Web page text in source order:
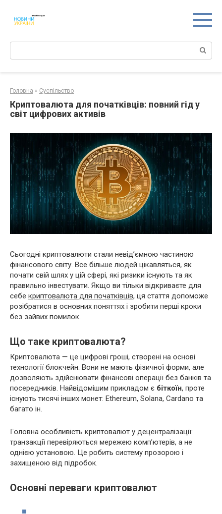
контенту
Поиск:
Головна » Суспільство
Криптовалюта для початківців: повний гід у
світ цифрових активів
Сьогодні криптовалюти стали невід’ємною частиною
фінансового світу. Все більше людей цікавляться, як
почати свій шлях у цій сфері, які ризики існують та як
правильно інвестувати. Якщо ви тільки відкриваєте для
себе криптовалюта для початківців, ця стаття допоможе
розібратися в основних поняттях і зробити перші кроки
без зайвих помилок.
Що таке криптовалюта?
Криптовалюта — це цифрові гроші, створені на основі
технології блокчейн. Вони не мають фізичної форми, але
дозволяють здійснювати фінансові операції без банків та
посередників. Найвідомішим прикладом є біткоїн, проте
існують тисячі інших монет: Ethereum, Solana, Cardano та
багато ін.
Головна особливість криптовалют у децентралізації:
транзакції перевіряються мережею комп’ютерів, а не
однією установою. Це робить систему прозорою і
захищеною від підробок.
Основні переваги криптовалют